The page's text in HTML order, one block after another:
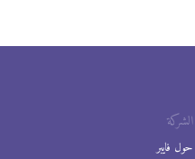
الشركة
حول فايبر